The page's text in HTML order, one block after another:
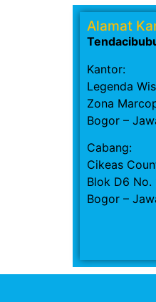
Alamat
Kantor:
Legenda
Zona
Bogor –
Cabang:
Cikeas
Blok D6 No.
Bogor –